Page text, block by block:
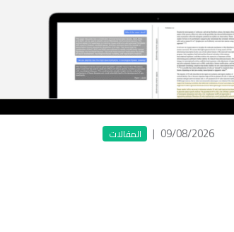
09/08/2026
| المقالات